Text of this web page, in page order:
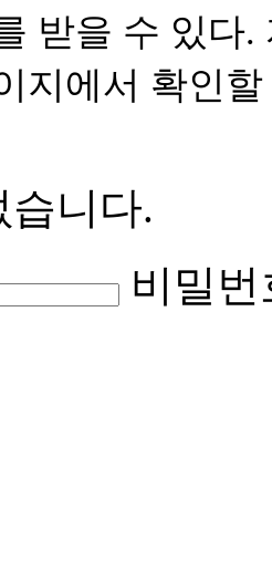
받을 수 있다
지에서 확인
습니다.
비밀번